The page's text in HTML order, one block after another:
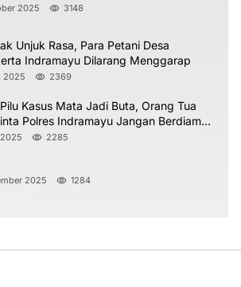
2025 3148
Unjuk Rasa, Para Petani Desa
Indramayu Dilarang Menggarap
2025 2369
Kasus Mata Jadi Buta, Orang Tua
Polres Indramayu Jangan Berdiam
2285
2025 1284